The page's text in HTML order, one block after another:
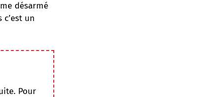
désarmé
un
Pour